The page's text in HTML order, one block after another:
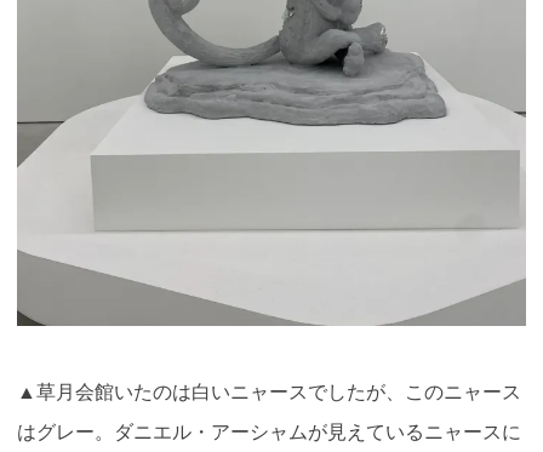
▲草月会館いたのは白いニャースでしたが、このニャース
はグレー。ダニエル・アーシャムが見えているニャースに